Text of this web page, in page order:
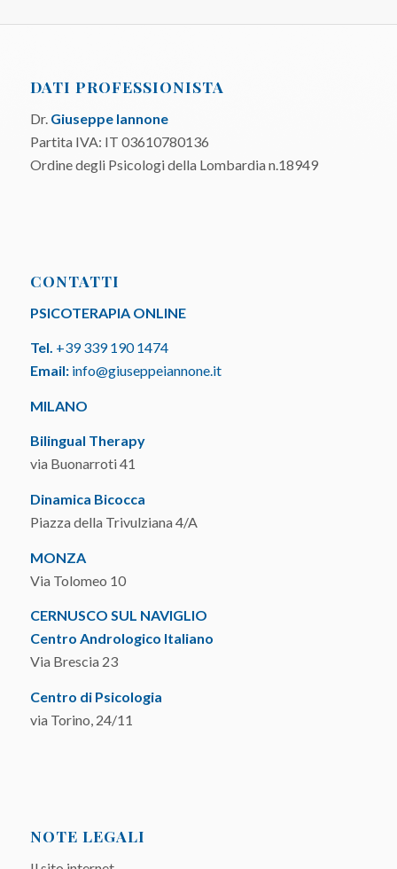
DATI PROFESSIONISTA
Dr. Giuseppe Iannone
Partita IVA: IT 03610780136
Ordine degli Psicologi della Lombardia n.18949
CONTATTI
PSICOTERAPIA ONLINE
Tel. +39 339 190 1474
Email: info@giuseppeiannone.it
MILANO
Bilingual Therapy
via Buonarroti 41
Dinamica Bicocca
Piazza della Trivulziana 4/A
MONZA
Via Tolomeo 10
CERNUSCO SUL NAVIGLIO
Centro Andrologico Italiano
Via Brescia 23
Centro di Psicologia
via Torino, 24/11
NOTE LEGALI